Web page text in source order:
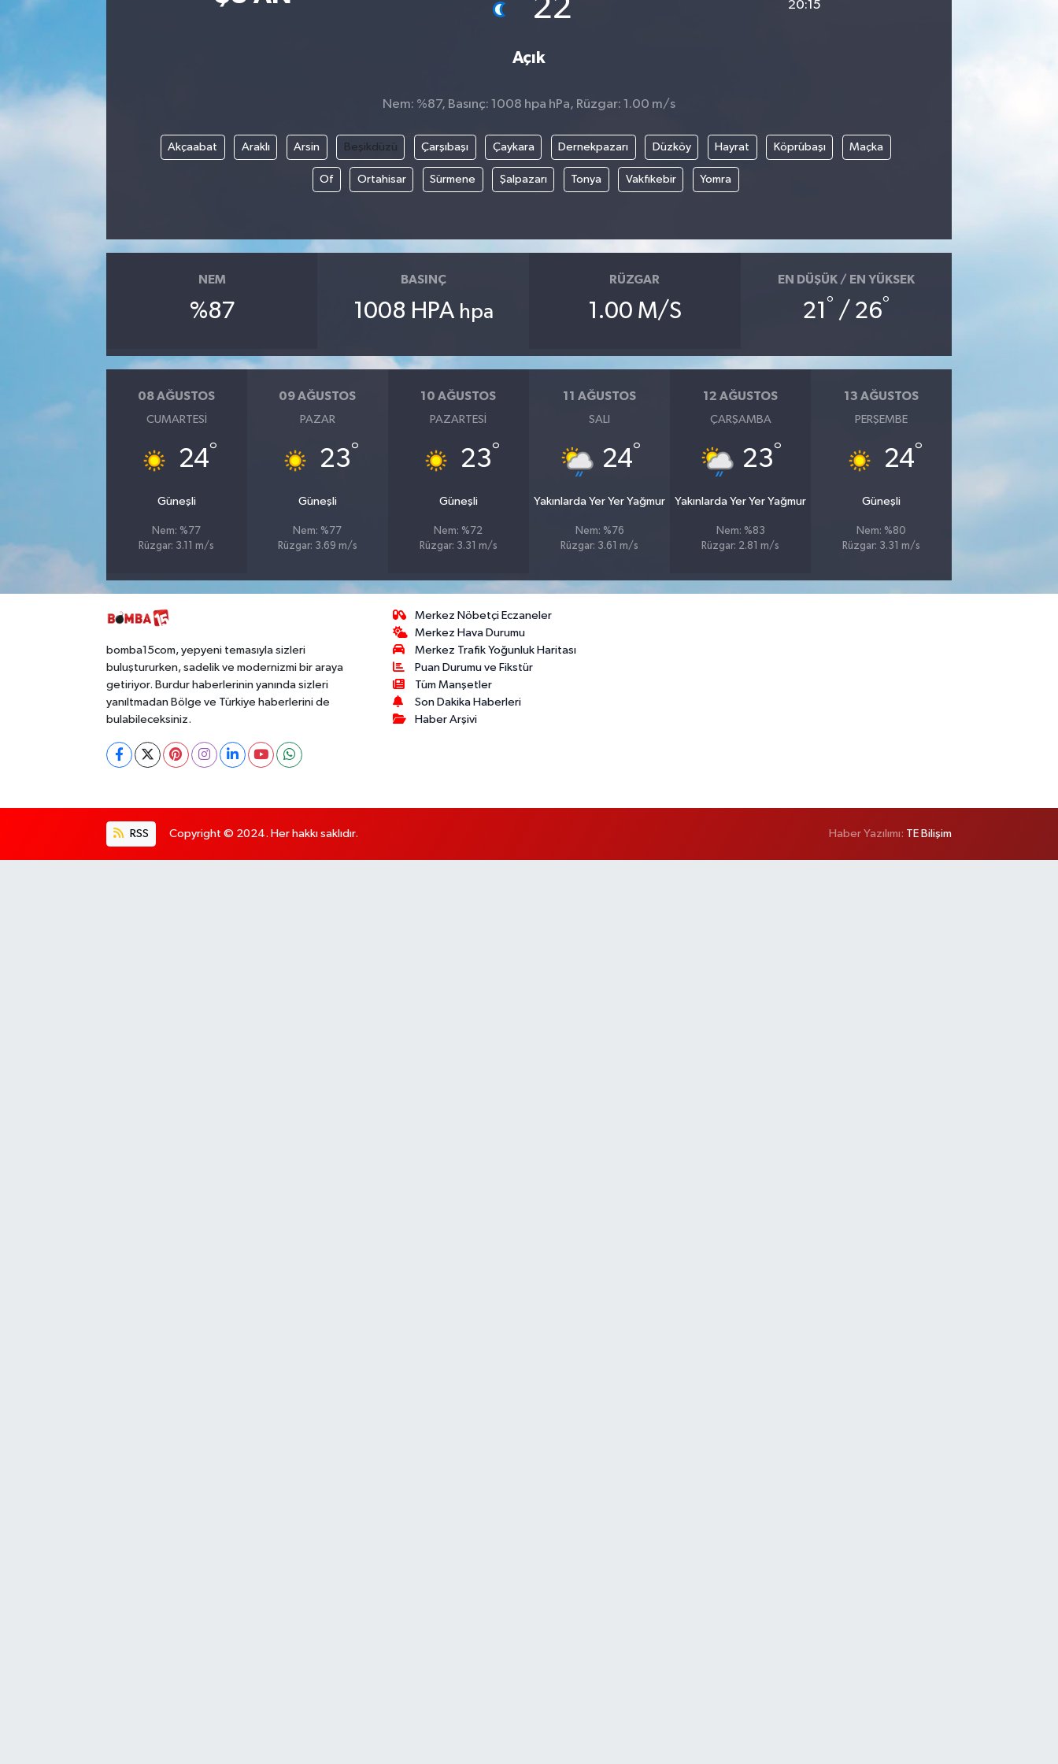
22
Açık
20:15
Nem: %87, Basınç: 1008 hpa hPa, Rüzgar: 1.00 m/s
Akçaabat Araklı Arsin Beşikdüzü Çarşıbaşı Çaykara Dernekpazarı Düzköy Hayrat Köprübaşı Maçka
Of Ortahisar Sürmene Şalpazarı Tonya Vakfıkebir Yomra
NEM
%87
BASINÇ
1008 HPA hpa
RÜZGAR
1.00 M/S
EN DÜŞÜK / EN YÜKSEK
21 ° / 26°
08 AĞUSTOS
CUMARTESI
24°
Güneşli
Nem: %77
Rüzgar: 3.11 m/s
09 AĞUSTOS
PAZAR
23°
Güneşli
Nem: %77
Rüzgar: 3.69 m/s
10 AĞUSTOS
PAZARTESI
23°
Güneşli
Nem: %72
Rüzgar: 3.31 m/s
11 AĞUSTOS
SALI
24°
Yakınlarda Yer Yer Yağmur
Nem: %76
Rüzgar: 3.61 m/s
12 AĞUSTOS
ÇARŞAMBA
23°
Yakınlarda Yer Yer Yağmur
Nem: %83
Rüzgar: 2.81 m/s
13 AĞUSTOS
PERŞEMBE
24°
Güneşli
Nem: %80
Rüzgar: 3.31 m/s
bomba15com, yepyeni temasıyla sizleri
buluştururken, sadelik ve modernizmi bir araya
getiriyor. Burdur haberlerinin yanında sizleri
yanıltmadan Bölge ve Türkiye haberlerini de
bulabileceksiniz.
Merkez Nöbetçi Eczaneler
Merkez Hava Durumu
Merkez Trafik Yoğunluk Haritası
Puan Durumu ve Fikstür
Tüm Manşetler
Son Dakika Haberleri
Haber Arşivi
RSS Copyright © 2024. Her hakkı saklıdır. Haber Yazılımı: TE Bilişim